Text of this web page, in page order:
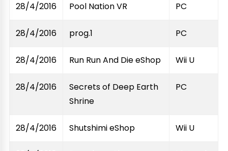
28/4/2016 Pool Nation VR PC
28/4/2016 prog.1 PC
28/4/2016 Run Run And Die eShop Wii U
28/4/2016
Secrets of Deep Earth
Shrine
PC
28/4/2016 Shutshimi eShop Wii U